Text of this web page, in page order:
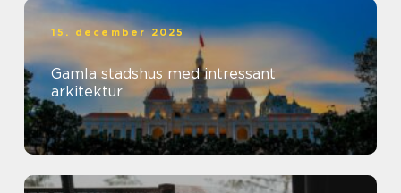
15. december 2025
Gamla stadshus med intressant
arkitektur